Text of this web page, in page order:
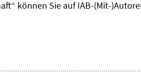
können Sie auf IAB-(Mit-